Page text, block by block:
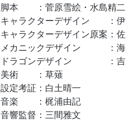
脚本 ：菅原雪絵・水島精二
キャラクターデザイン ：伊
キャラクターデザイン原案：
メカニックデザイン ：海
ドラゴンデザイン ：吉
美術 ：草薙
設定考証：白土晴一
音楽 ：梶浦由記
音響監督：三間雅文